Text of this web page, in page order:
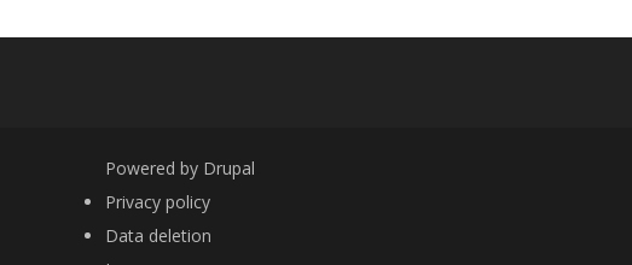
Powered by Drupal
FOOTER
Privacy policy
Data deletion